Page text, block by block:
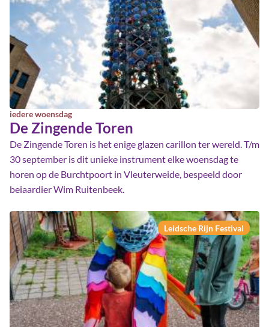
iedere woensdag
De Zingende Toren
De Zingende Toren is het enige glazen carillon ter wereld. T/m
30 september is dit unieke instrument elke woensdag te
horen op de Burchtpoort in Vleuterweide, bespeeld door
beiaardier Wim Ruitenbeek.
Leidsche Rijn Festival